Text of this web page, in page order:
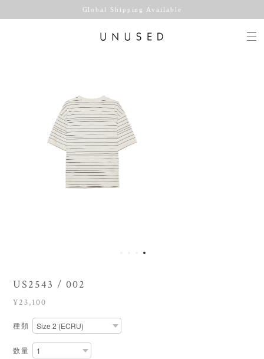
Global Shipping Available
US2543 / 002
¥23,100
種類
数量